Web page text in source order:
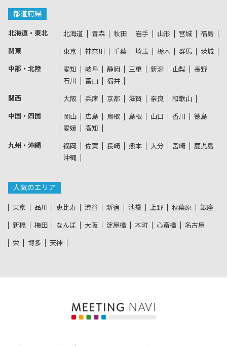
都道府県
北海道・東北 北海道 青森 秋田 岩手 山形 宮城 福島
関東 東京 神奈川 千葉 埼玉 栃木 群馬 茨城
中部・北陸 愛知 岐阜 静岡 三重 新潟 山梨
長野
石川
富山 福井
関西 大阪 兵庫 京都 滋賀 奈良 和歌山
中国・四国 岡山 広島 鳥取 島根 山口 香川
徳島
愛媛
高知
九州・沖縄 福岡 佐賀 長崎 熊本 大分 宮崎
鹿児島
沖縄
人気のエリア
東京 品川 恵比寿 渋谷 新宿 池袋 上野 秋葉原 銀座
新橋 梅田 なんば 大阪 淀屋橋 本町 心斎橋 名古屋
栄 博多 天神